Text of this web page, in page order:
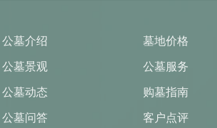
公墓介绍
墓地价格
公墓景观
公墓服务
公墓动态
购墓指南
公墓问答
客户点评